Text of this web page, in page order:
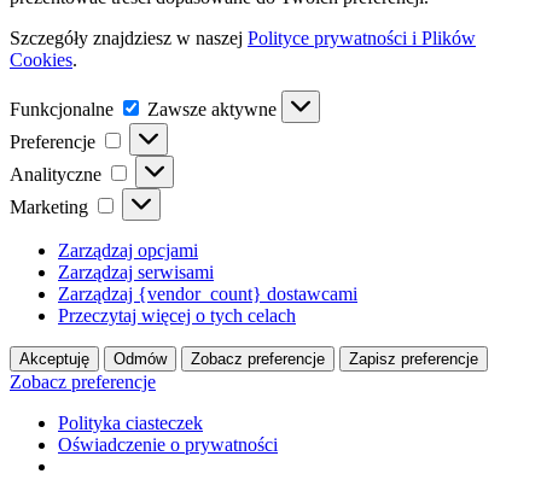
Szczegóły znajdziesz w naszej Polityce prywatności i Plików
Cookies.
Funkcjonalne Funkcjonalne
Zawsze aktywne
Preferencje
Preferencje
Analityczne Analityczne
Marketing Marketing
Zarządzaj opcjami
Zarządzaj serwisami
Zarządzaj {vendor_count} dostawcami
Przeczytaj więcej o tych celach
Akceptuję Odmów Zobacz preferencje Zapisz preferencje
Zobacz preferencje
Polityka ciasteczek
Oświadczenie o prywatności